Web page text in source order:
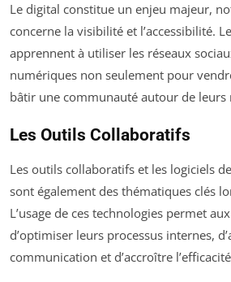
Le digital constitue un enjeu majeur,
concerne la visibilité et l’accessibilité.
apprennent à utiliser les réseaux
numériques non seulement pour
bâtir une communauté autour de leurs
Les Outils Collaboratifs
Les outils collaboratifs et les logiciels
sont également des thématiques clés
L’usage de ces technologies permet
d’optimiser leurs processus internes,
communication et d’accroître